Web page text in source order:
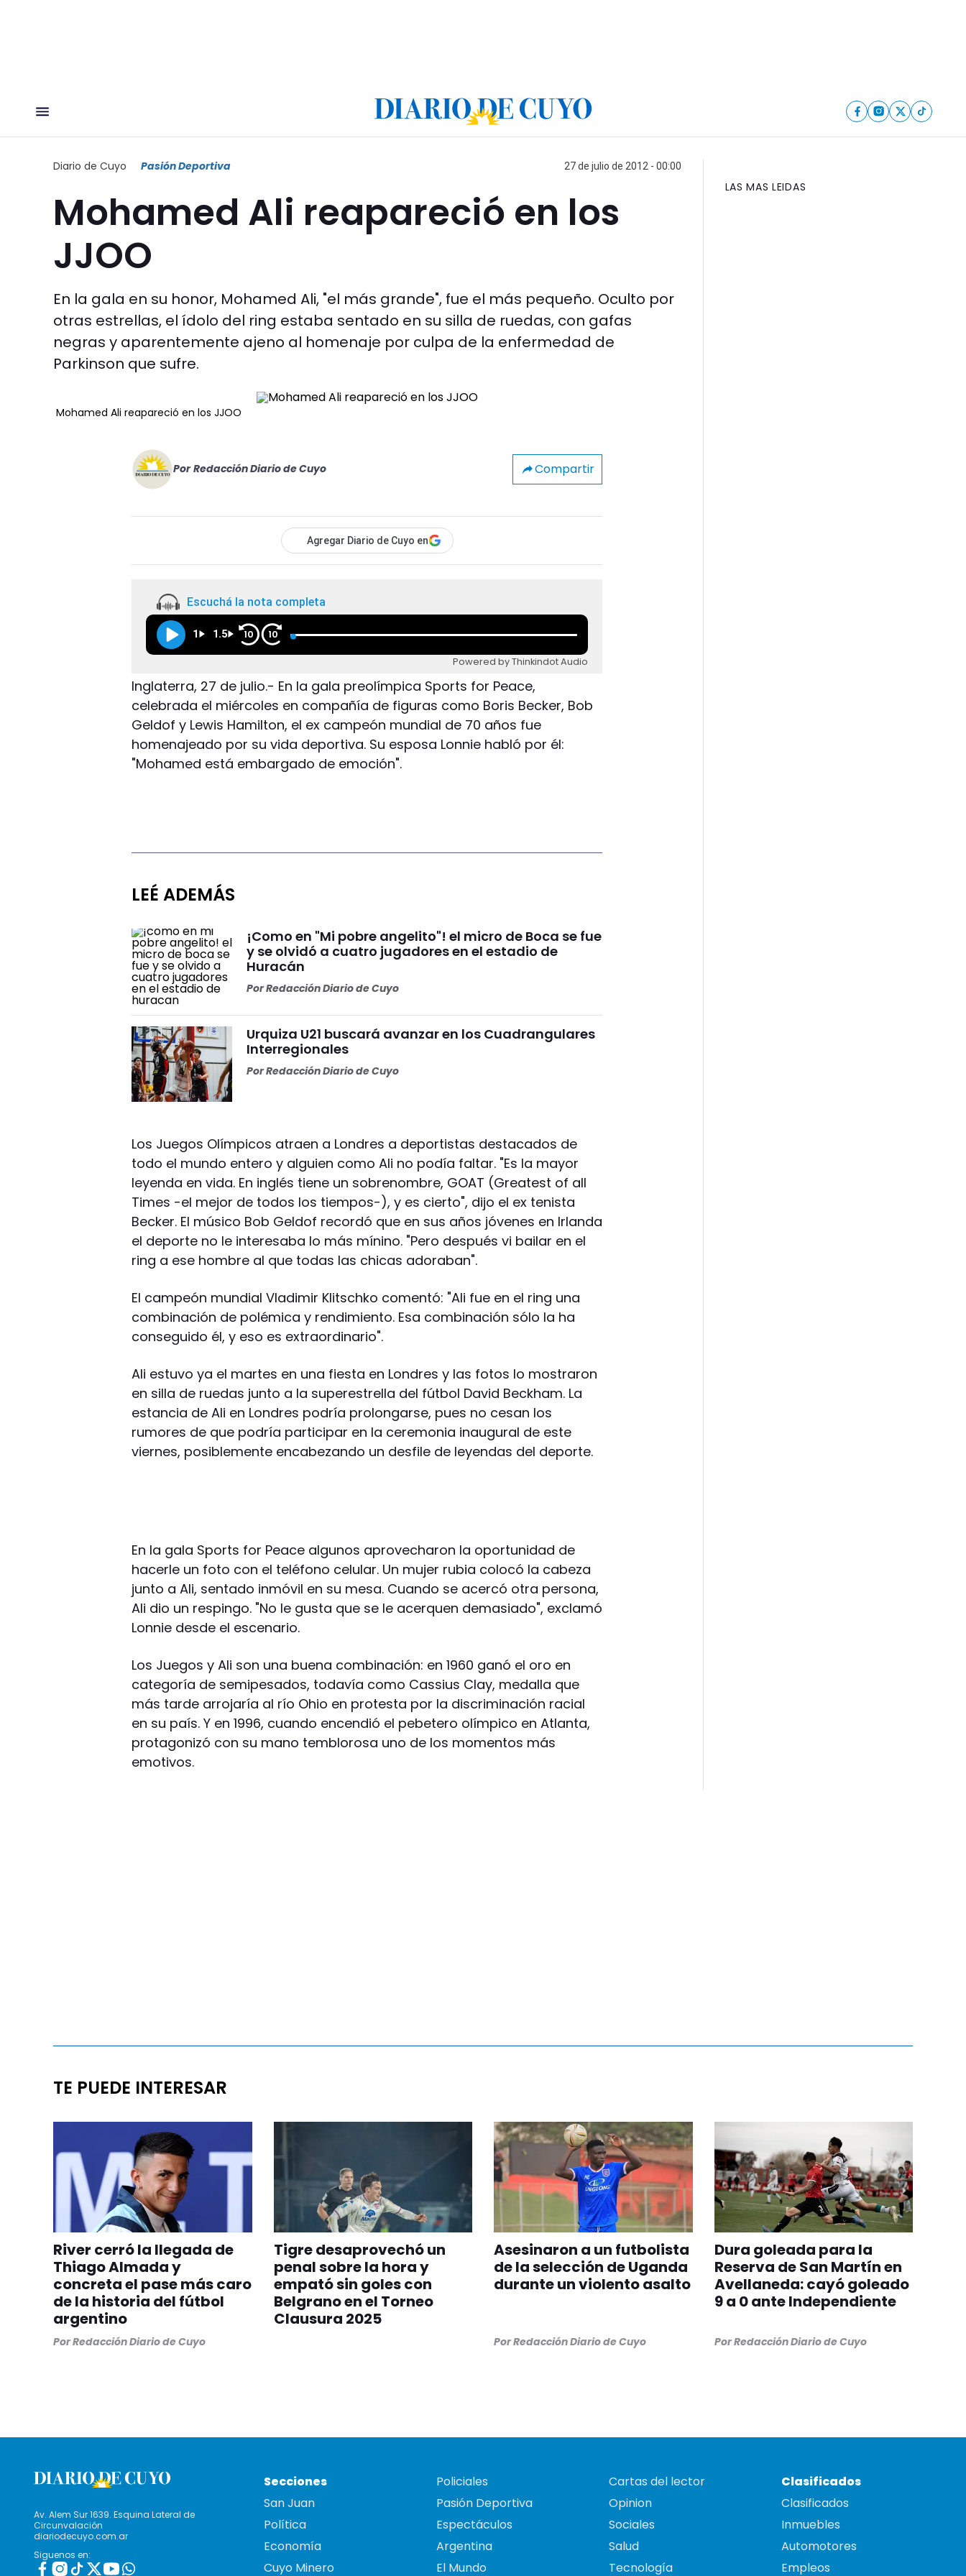
Diario de Cuyo Pasión Deportiva 27 de julio de 2012 - 00:00
Mohamed Ali reapareció en los
JJOO
En la gala en su honor, Mohamed Ali, "el más grande", fue el más pequeño. Oculto por
otras estrellas, el ídolo del ring estaba sentado en su silla de ruedas, con gafas
negras y aparentemente ajeno al homenaje por culpa de la enfermedad de
Parkinson que sufre.
Mohamed Ali reapareció en los JJOO
Por Redacción Diario de Cuyo Compartir
Agregar Diario de Cuyo en
Escuchá la nota completa
1 1.5 10 10
Powered by Thinkindot Audio
Inglaterra, 27 de julio.- En la gala preolímpica Sports for Peace,
celebrada el miércoles en compañía de figuras como Boris Becker, Bob
Geldof y Lewis Hamilton, el ex campeón mundial de 70 años fue
homenajeado por su vida deportiva. Su esposa Lonnie habló por él:
"Mohamed está embargado de emoción".
LEÉ ADEMÁS
¡Como en "Mi pobre angelito"! el micro de Boca se fue
y se olvidó a cuatro jugadores en el estadio de
Huracán
PorRedacción Diario de Cuyo
Urquiza U21 buscará avanzar en los Cuadrangulares
Interregionales
PorRedacción Diario de Cuyo
Los Juegos Olímpicos atraen a Londres a deportistas destacados de
todo el mundo entero y alguien como Ali no podía faltar. "Es la mayor
leyenda en vida. En inglés tiene un sobrenombre, GOAT (Greatest of all
Times -el mejor de todos los tiempos-), y es cierto", dijo el ex tenista
Becker. El músico Bob Geldof recordó que en sus años jóvenes en Irlanda
el deporte no le interesaba lo más mínino. "Pero después vi bailar en el
ring a ese hombre al que todas las chicas adoraban".
El campeón mundial Vladimir Klitschko comentó: "Ali fue en el ring una
combinación de polémica y rendimiento. Esa combinación sólo la ha
conseguido él, y eso es extraordinario".
Ali estuvo ya el martes en una fiesta en Londres y las fotos lo mostraron
en silla de ruedas junto a la superestrella del fútbol David Beckham. La
estancia de Ali en Londres podría prolongarse, pues no cesan los
rumores de que podría participar en la ceremonia inaugural de este
viernes, posiblemente encabezando un desfile de leyendas del deporte.
En la gala Sports for Peace algunos aprovecharon la oportunidad de
hacerle un foto con el teléfono celular. Un mujer rubia colocó la cabeza
junto a Ali, sentado inmóvil en su mesa. Cuando se acercó otra persona,
Ali dio un respingo. "No le gusta que se le acerquen demasiado", exclamó
Lonnie desde el escenario.
Los Juegos y Ali son una buena combinación: en 1960 ganó el oro en
categoría de semipesados, todavía como Cassius Clay, medalla que
más tarde arrojaría al río Ohio en protesta por la discriminación racial
en su país. Y en 1996, cuando encendió el pebetero olímpico en Atlanta,
protagonizó con su mano temblorosa uno de los momentos más
emotivos.
LAS MAS LEIDAS
TE PUEDE INTERESAR
River cerró la llegada de
Thiago Almada y
concreta el pase más caro
de la historia del fútbol
argentino
PorRedacción Diario de Cuyo
Tigre desaprovechó un
penal sobre la hora y
empató sin goles con
Belgrano en el Torneo
Clausura 2025
Asesinaron a un futbolista
de la selección de Uganda
durante un violento asalto
PorRedacción Diario de Cuyo
Dura goleada para la
Reserva de San Martín en
Avellaneda: cayó goleado
9 a 0 ante Independiente
PorRedacción Diario de Cuyo
Av. Alem Sur 1639. Esquina Lateral de
Circunvalación
diariodecuyo.com.ar
Siguenos en:
Secciones
San Juan
Política
Economía
Cuyo Minero
Policiales
Pasión Deportiva
Espectáculos
Argentina
El Mundo
Cartas del lector
Opinion
Sociales
Salud
Tecnología
Clasificados
Clasificados
Inmuebles
Automotores
Empleos